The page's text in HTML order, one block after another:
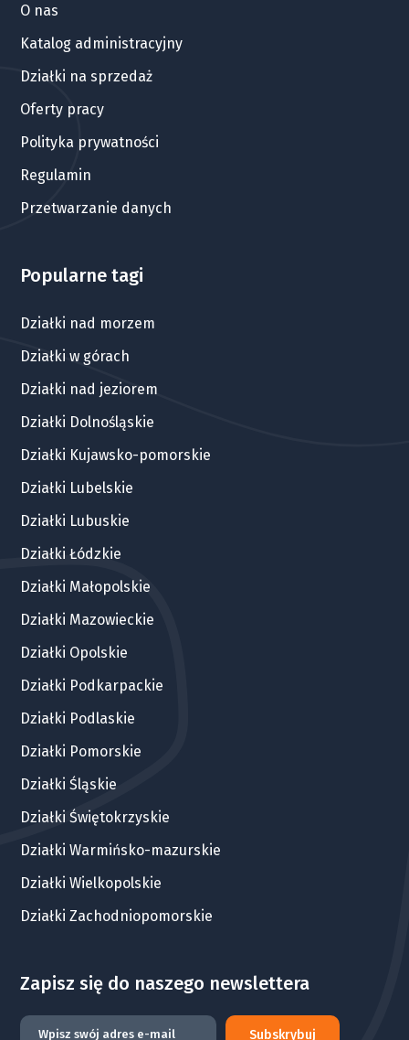
O nas
Katalog administracyjny
Działki na sprzedaż
Oferty pracy
Polityka prywatności
Regulamin
Przetwarzanie danych
Popularne tagi
Działki nad morzem
Działki w górach
Działki nad jeziorem
Działki Dolnośląskie
Działki Kujawsko-pomorskie
Działki Lubelskie
Działki Lubuskie
Działki Łódzkie
Działki Małopolskie
Działki Mazowieckie
Działki Opolskie
Działki Podkarpackie
Działki Podlaskie
Działki Pomorskie
Działki Śląskie
Działki Świętokrzyskie
Działki Warmińsko-mazurskie
Działki Wielkopolskie
Działki Zachodniopomorskie
Zapisz się do naszego newslettera
Subskrybuj